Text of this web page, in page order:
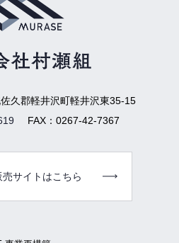
久郡軽井沢町軽井沢東35-15
FAX： 0267-42-7367
サイトはこちら